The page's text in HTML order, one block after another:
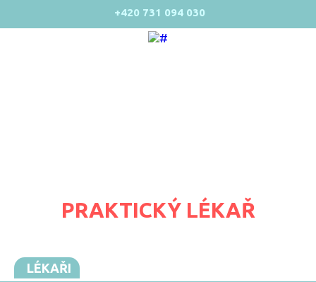
+420 731 094 030
PRAKTICKÝ LÉKAŘ
LÉKAŘI